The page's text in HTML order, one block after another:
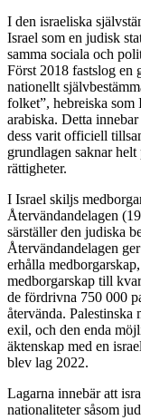
I den israeliska
Israel som en judisk
samma sociala och
Först 2018 fastslog en
nationellt
folket”, hebreiska som
arabiska. Detta
dess varit officiell
grundlagen saknar
rättigheter.
I Israel skiljs
Återvändandelagen
särställer den judiska
Återvändandelagen
erhålla
medborgarskap till
de fördrivna 750 000
återvända.
exil, och den enda
äktenskap med en
blev lag 2022.
Lagarna innebär att
nationaliteter såsom